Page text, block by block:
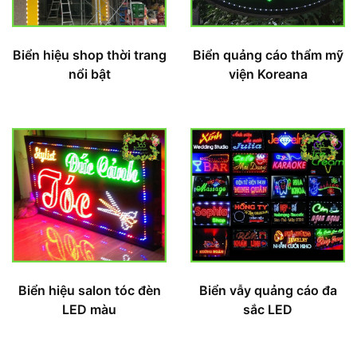
Biển hiệu shop thời trang
nổi bật
Biển quảng cáo thẩm mỹ
viện Koreana
Biển hiệu salon tóc đèn
LED màu
Biển vẫy quảng cáo đa
sắc LED